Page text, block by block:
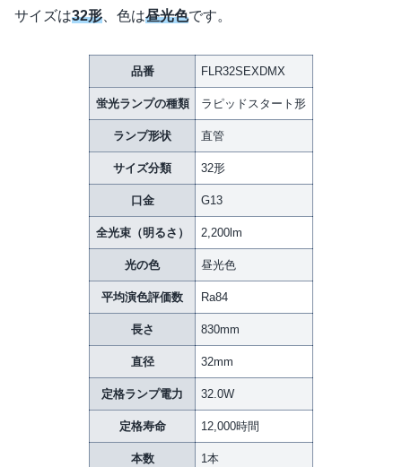
サイズは32形 、色は昼光色です。
品番 FLR32SEXDMX
蛍光ランプの種類 ラピッドスタート形
ランプ形状 直管
サイズ分類 32形
口金 G13
全光束（明るさ） 2,200lm
光の色 昼光色
平均演色評価数 Ra84
長さ 830mm
直径 32mm
定格ランプ電力 32.0W
定格寿命 12,000時間
本数 1本